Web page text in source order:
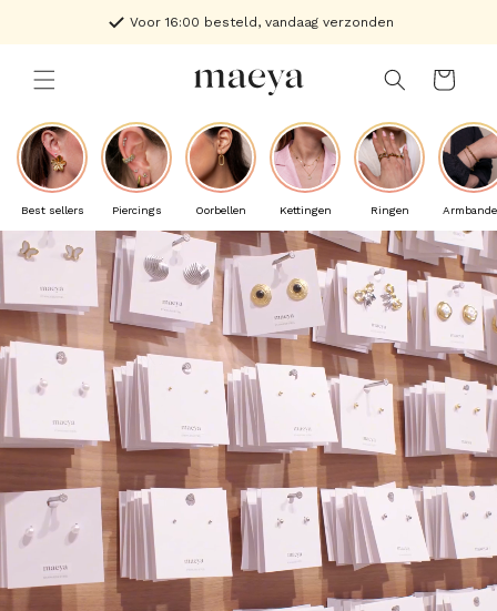
Voor 16:00 besteld, vandaag verzonden
Winkelwagen
Best sellers Piercings Oorbellen Kettingen Ringen